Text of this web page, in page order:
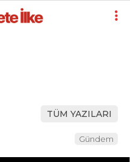
TÜM YAZILARI
Gündem